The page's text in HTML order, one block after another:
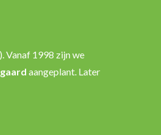
). Vanaf 1998 zijn we
aangeplant. Later